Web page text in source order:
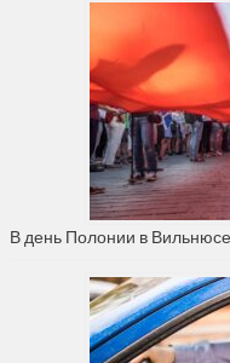
В день Полонии в